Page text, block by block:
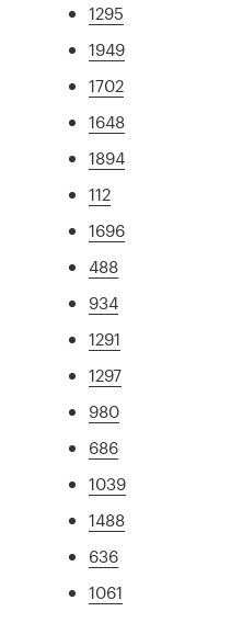
1295
1949
1702
1648
1894
112
1696
488
934
1291
1297
980
686
1039
1488
636
1061